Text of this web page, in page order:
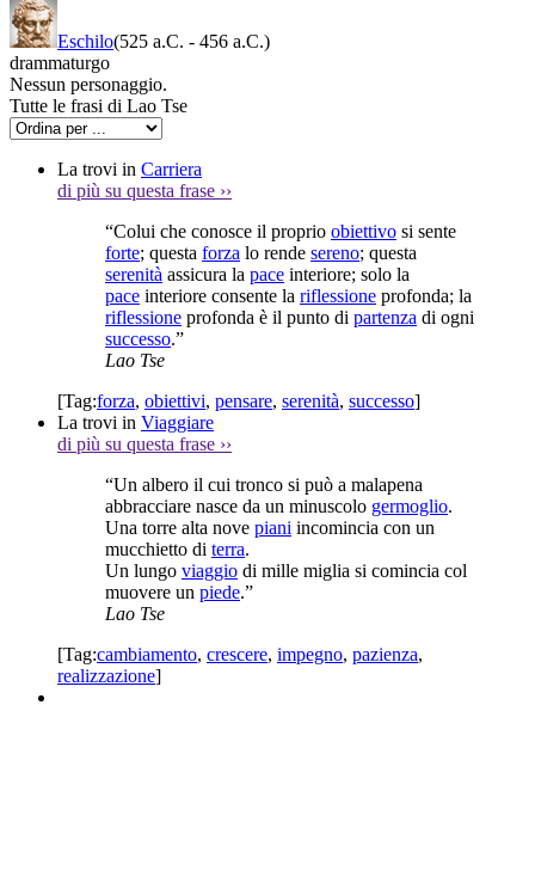
Eschilo(525 a.C. - 456 a.C.)
drammaturgo
Nessun personaggio.
Tutte le frasi di Lao Tse
La trovi in Carriera
di più su questa frase ››
“Colui che conosce il proprio obiettivo si sente
forte; questa forza lo rende sereno; questa
serenità assicura la pace interiore; solo la
pace interiore consente la riflessione profonda; la
riflessione profonda è il punto di partenza di ogni
successo.”
Lao Tse
[Tag:forza, obiettivi, pensare, serenità, successo]
La trovi in Viaggiare
di più su questa frase ››
“Un albero il cui tronco si può a malapena
abbracciare nasce da un minuscolo germoglio.
Una torre alta nove piani incomincia con un
mucchietto di terra.
Un lungo viaggio di mille miglia si comincia col
muovere un piede.”
Lao Tse
[Tag:cambiamento, crescere, impegno, pazienza,
realizzazione]